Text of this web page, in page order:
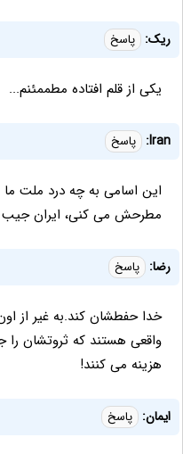
ریک: پاسخ
یکی از قلم افتاده مطممئنم...
Iran: پاسخ
این اسامی به چه درد ملت
مطرحش می کنی، ایران جیب
رضا: پاسخ
خدا حفطشان کند.به غیر از
واقعی هستند که ثروتشان را
هزینه می کنند!
ایمان: پاسخ